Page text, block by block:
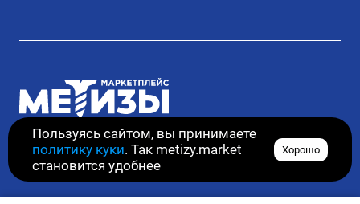
Пользуясь сайтом, вы принимаете
политику куки. Так metizy.market
становится удобнее
Хорошо
© 2020–2026. Все права защищены